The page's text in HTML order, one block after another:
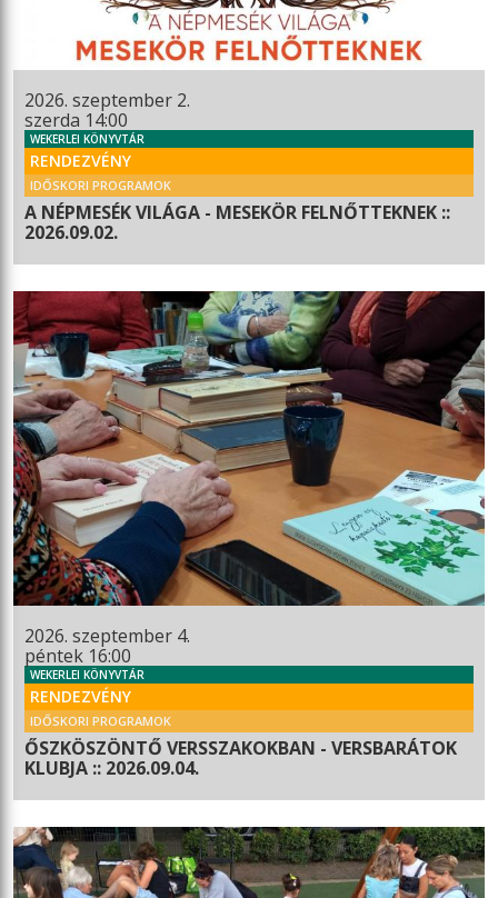
2026. szeptember 2.
szerda 14:00
WEKERLEI KÖNYVTÁR
RENDEZVÉNY
IDŐSKORI PROGRAMOK
A NÉPMESÉK VILÁGA - MESEKÖR FELNŐTTEKNEK ::
2026.09.02.
2026. szeptember 4.
péntek 16:00
WEKERLEI KÖNYVTÁR
RENDEZVÉNY
IDŐSKORI PROGRAMOK
ŐSZKÖSZÖNTŐ VERSSZAKOKBAN - VERSBARÁTOK
KLUBJA :: 2026.09.04.